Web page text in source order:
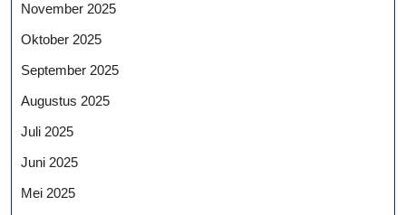
November 2025
Oktober 2025
September 2025
Augustus 2025
Juli 2025
Juni 2025
Mei 2025